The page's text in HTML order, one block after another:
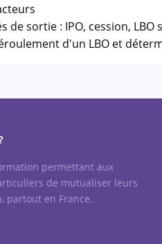
de sortie : IPO, cession,
d'un LBO et
permettant aux
de mutualiser leurs
partout en France.